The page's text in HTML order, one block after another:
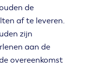
de
af te leveren.
zijn
aan de
overeenkomst